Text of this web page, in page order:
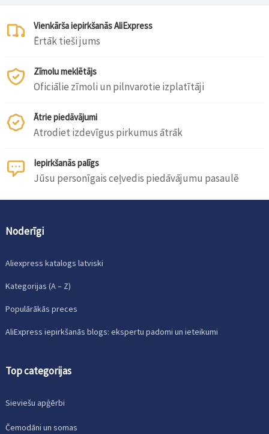
Vienkārša iepirkšanās AliExpress
Ērtāk tieši jums
Zīmolu meklētājs
Oficiālie zīmoli un pilnvarotie izplatītāji
Ātrie piedāvājumi
Atrodiet izdevīgus pirkumus ātrāk
Iepirkšanās palīgs
Jūsu personīgais ceļvedis piedāvājumu pasaulē
Noderīgi
Aliexpress katalogs latviski
Kategorijas (A – Z)
Populārākās preces
AliExpress iepirkšanās blogs: ekspertu padomi un ieteikumi
Top categorijas
Sieviešu apģērbi
Čemodāni un somas